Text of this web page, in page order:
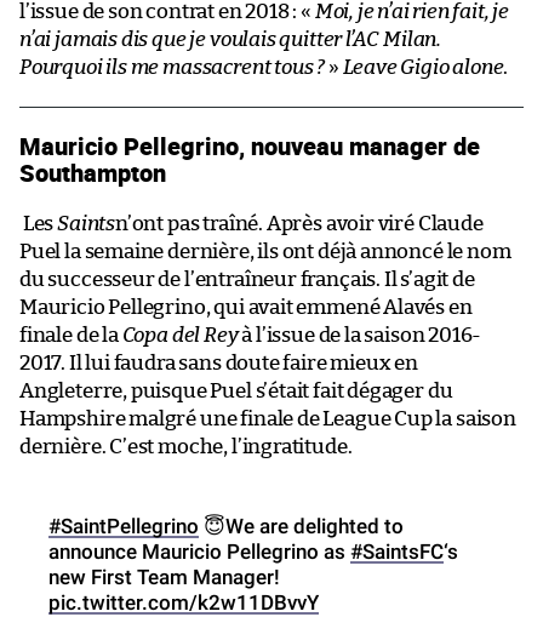
l’issue de son contrat en 2018 : « Moi, je n’ai rien fait, je
n’ai jamais dis que je voulais quitter l’AC Milan.
Pourquoi ils me massacrent tous ?» Leave Gigio alone.
Mauricio Pellegrino, nouveau manager de
Southampton
LesSaintsn’ont pas traîné. Après avoir viré Claude
Puel la semaine dernière, ils ont déjà annoncé le nom
du successeur de l’entraîneur français. Il s’agit de
Mauricio Pellegrino, qui avait emmené Alavés en
finale de la Copa del Reyà l’issue de la saison 2016-
2017. Il lui faudra sans doute faire mieux en
Angleterre, puisque Puel s’était fait dégager du
Hampshire malgré une finale de League Cup la saison
dernière. C’est moche, l’ingratitude.
#SaintPellegrino 😇We are delighted to
announce Mauricio Pellegrino as #SaintsFC‘s
new First Team Manager!
pic.twitter.com/k2w11DBvvY